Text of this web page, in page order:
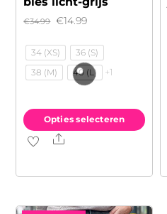
€34.99 Oorspronkelijke
was:
€34.99.
€14.99Huidige
is:
€14.99.
34 (XS)
36 (S)
38 (M)
40 (L) +1
Opties selecteren
Dit
heeft
Share